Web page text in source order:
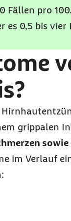
pro
es 0,5 bis vier
grippalen
sowie
im Verlauf